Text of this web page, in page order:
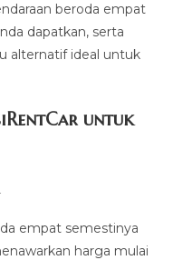
beroda empat
dapatkan, serta
alternatif ideal untuk
untuk
empat semestinya
harga mulai